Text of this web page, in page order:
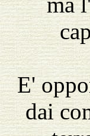
E'
dai